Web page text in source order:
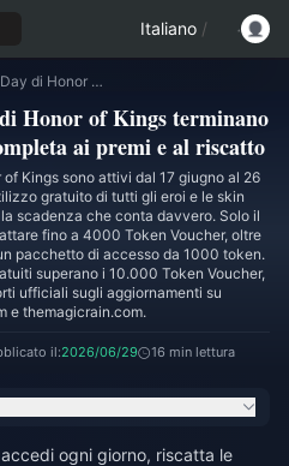
Italiano /
I vantaggi del Peak Day di Honor of Kings terminano il 3 luglio 2026: guida completa ai premi e al riscatto
Honor of Kings terminano
ai premi e al riscatto
Kings sono attivi dal 17 giugno al 26
gratuito di tutti gli eroi e le skin
scadenza che conta davvero. Solo il
fino a 4000 Token Voucher, oltre
pacchetto di accesso da 1000 token.
superano i 10.000 Token Voucher,
ufficiali sugli aggiornamenti su
e themagicrain.com.
il:2026/06/29 16 min lettura
ogni giorno, riscatta le